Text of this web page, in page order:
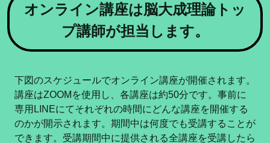
オンライン講座は脳大成理論トッ
プ講師が担当します。
下図のスケジュールでオンライン講座が開催されます。
講座はZOOMを使用し、各講座は約50分です。事前に
専用LINEにてそれぞれの時間にどんな講座を開催する
のかが開示されます。期間中は何度でも受講することが
できます。受講期間中に提供される全講座を受講したら